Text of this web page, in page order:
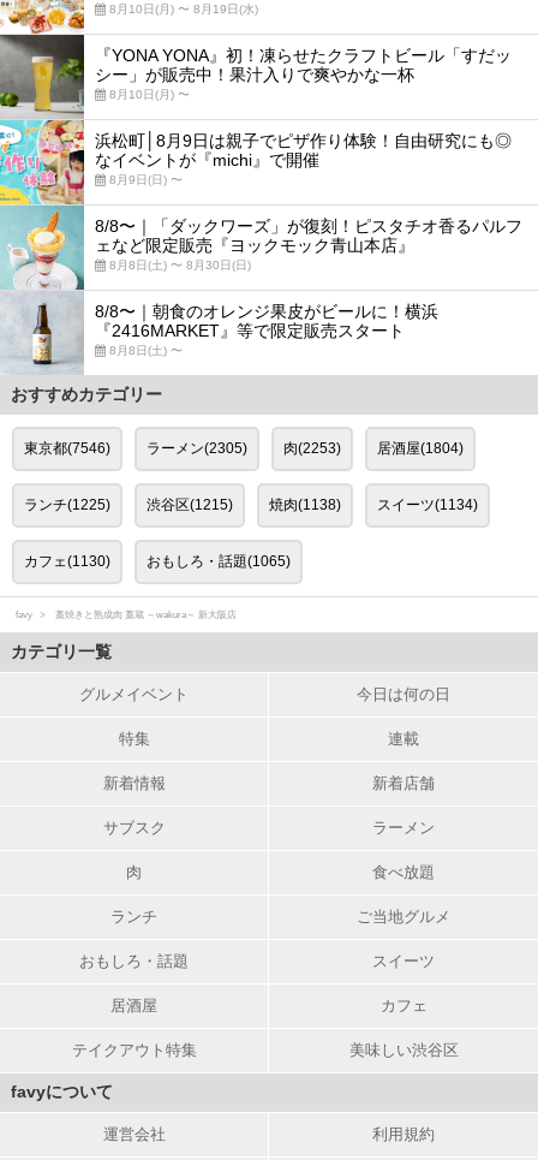
8月10日(月) 〜 8月19日(水)
『YONA YONA』初！凍らせたクラフトビール「すだッ
シー」が販売中！果汁入りで爽やかな一杯
8月10日(月) 〜
浜松町│8月9日は親子でピザ作り体験！自由研究にも◎
なイベントが『michi』で開催
8月9日(日) 〜
8/8〜｜「ダックワーズ」が復刻！ピスタチオ香るパルフ
ェなど限定販売『ヨックモック青山本店』
8月8日(土) 〜 8月30日(日)
8/8〜｜朝食のオレンジ果皮がビールに！横浜
『2416MARKET』等で限定販売スタート
8月8日(土) 〜
おすすめカテゴリー
東京都(7546) ラーメン(2305) 肉(2253) 居酒屋(1804)
ランチ(1225) 渋谷区(1215) 焼肉(1138) スイーツ(1134)
カフェ(1130) おもしろ・話題(1065)
favy 藁焼きと熟成肉 藁蔵 ～wakura～ 新大阪店
カテゴリ一覧
グルメイベント 今日は何の日
特集 連載
新着情報 新着店舗
サブスク ラーメン
肉 食べ放題
ランチ ご当地グルメ
おもしろ・話題 スイーツ
居酒屋 カフェ
テイクアウト特集 美味しい渋谷区
favyについて
運営会社 利用規約